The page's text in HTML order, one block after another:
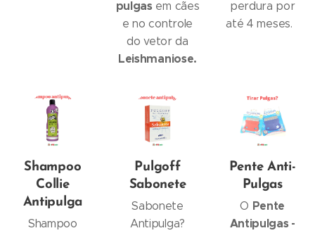
pulgasem cães
e no controle
do vetor da
Leishmaniose.
perdura por
até 4 meses.
Shampoo
Collie
Antipulga
Shampoo
Pulgoff
Sabonete
Sabonete
Antipulga?
Pente Anti-
Pulgas
O Pente
Antipulgas -